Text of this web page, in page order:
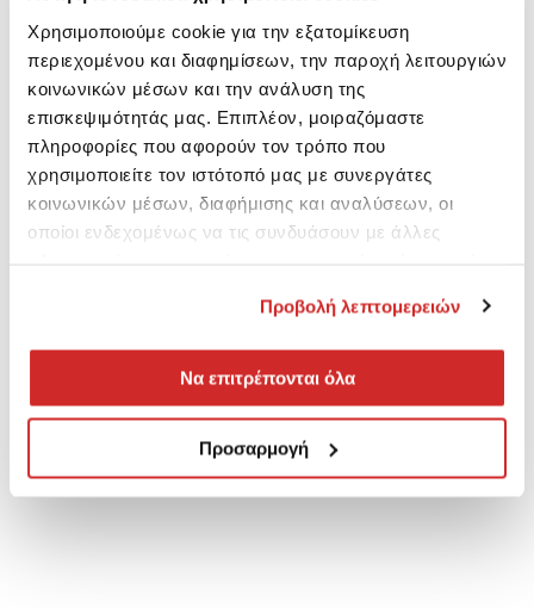
Χρησιμοποιούμε cookie για την εξατομίκευση
περιεχομένου και διαφημίσεων, την παροχή λειτουργιών
κοινωνικών μέσων και την ανάλυση της
επισκεψιμότητάς μας. Επιπλέον, μοιραζόμαστε
πληροφορίες που αφορούν τον τρόπο που
χρησιμοποιείτε τον ιστότοπό μας με συνεργάτες
κοινωνικών μέσων, διαφήμισης και αναλύσεων, οι
οποίοι ενδεχομένως να τις συνδυάσουν με άλλες
Προβολή λεπτομερειών
Να επιτρέπονται όλα
Προσαρμογή